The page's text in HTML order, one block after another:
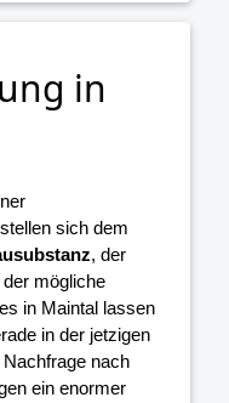
in
sich dem
, der
mögliche
in Maintal lassen
in der jetzigen
nach
ein enormer